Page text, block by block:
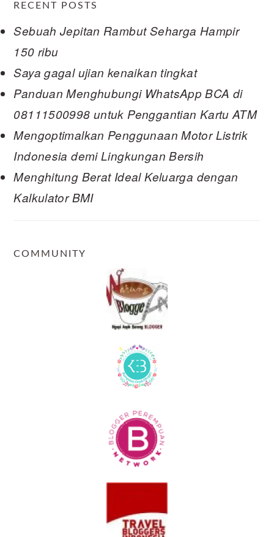
RECENT POSTS
Sebuah Jepitan Rambut Seharga Hampir
150 ribu
Saya gagal ujian kenaikan tingkat
Panduan Menghubungi WhatsApp BCA di
08111500998 untuk Penggantian Kartu ATM
Mengoptimalkan Penggunaan Motor Listrik
Indonesia demi Lingkungan Bersih
Menghitung Berat Ideal Keluarga dengan
Kalkulator BMI
COMMUNITY